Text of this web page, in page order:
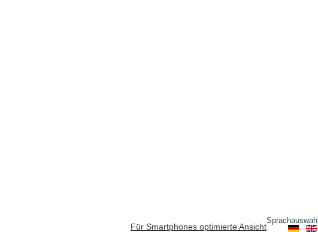
Sprachauswahl
Für Smartphones optimierte Ansicht